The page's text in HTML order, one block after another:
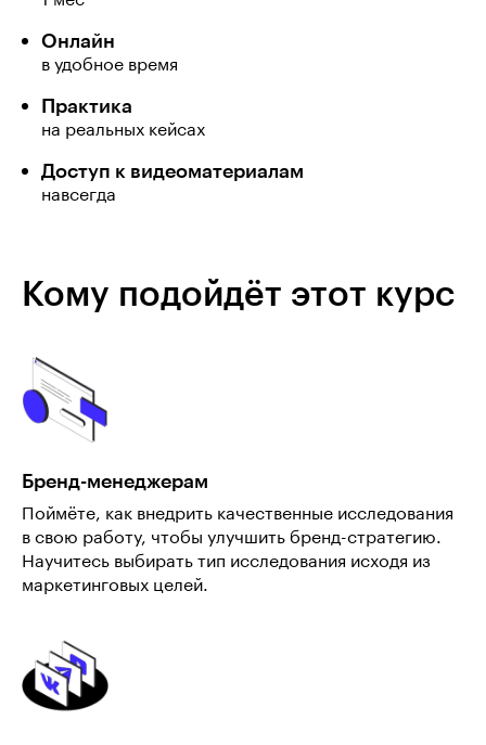
Онлайн
в удобное время
Практика
на реальных кейсах
Доступ к видеоматериалам
навсегда
Кому подойдёт этот курс
Бренд-менеджерам
Поймёте, как внедрить качественные исследования
в свою работу, чтобы улучшить бренд-стратегию.
Научитесь выбирать тип исследования исходя из
маркетинговых целей.